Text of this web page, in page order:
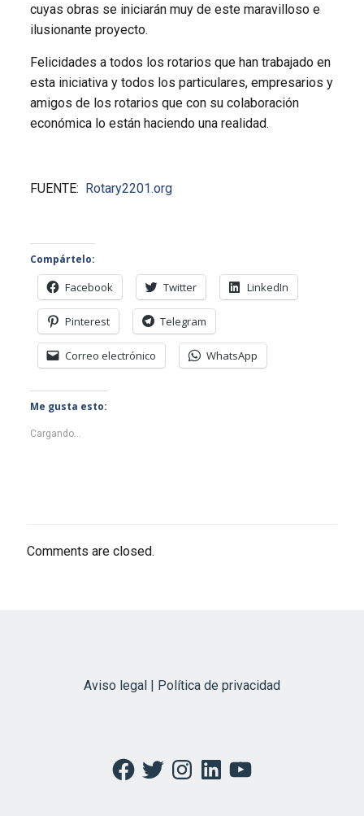
cuyas obras se iniciarán muy de este maravilloso e
ilusionante proyecto.
Felicidades a todos los rotarios que han trabajado en
esta iniciativa y todos los particulares, empresarios y
amigos de los rotarios que con su colaboración
económica lo están haciendo una realidad.
FUENTE: Rotary2201.org
Compártelo:
Facebook Twitter LinkedIn
Pinterest Telegram
Correo electrónico WhatsApp
Me gusta esto:
Cargando...
Comments are closed.
Aviso legal | Política de privacidad
Facebook
TwitterInstagramLinkedInYouTube